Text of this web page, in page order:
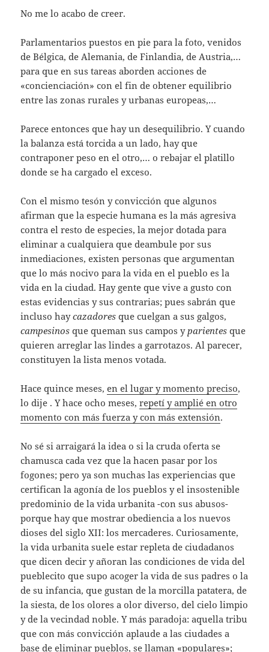
No me lo acabo de creer.
Parlamentarios puestos en pie para la foto, venidos
de Bélgica, de Alemania, de Finlandia, de Austria,…
para que en sus tareas aborden acciones de
«concienciación» con el fin de obtener equilibrio
entre las zonas rurales y urbanas europeas,…
Parece entonces que hay un desequilibrio. Y cuando
la balanza está torcida a un lado, hay que
contraponer peso en el otro,… o rebajar el platillo
donde se ha cargado el exceso.
Con el mismo tesón y convicción que algunos
afirman que la especie humana es la más agresiva
contra el resto de especies, la mejor dotada para
eliminar a cualquiera que deambule por sus
inmediaciones, existen personas que argumentan
que lo más nocivo para la vida en el pueblo es la
vida en la ciudad. Hay gente que vive a gusto con
estas evidencias y sus contrarias; pues sabrán que
incluso haycazadores que cuelgan a sus galgos,
campesinos que queman sus campos y parientes que
quieren arreglar las lindes a garrotazos. Al parecer,
constituyen la lista menos votada.
Hace quince meses,en el lugar y momento preciso,
lo dije . Y hace ocho meses,repetí y amplié en otro
momento con más fuerza y con más extensión.
No sé si arraigará la idea o si la cruda oferta se
chamusca cada vez que la hacen pasar por los
fogones; pero ya son muchas las experiencias que
certifican la agonía de los pueblos y el insostenible
predominio de la vida urbanita -con sus abusos-
porque hay que mostrar obediencia a los nuevos
dioses del siglo XII: los mercaderes. Curiosamente,
la vida urbanita suele estar repleta de ciudadanos
que dicen decir y añoran las condiciones de vida del
pueblecito que supo acoger la vida de sus padres o la
de su infancia, que gustan de la morcilla patatera, de
la siesta, de los olores a olor diverso, del cielo limpio
y de la vecindad noble. Y más paradoja: aquella tribu
que con más convicción aplaude a las ciudades a
base de eliminar pueblos, se llaman «populares»;